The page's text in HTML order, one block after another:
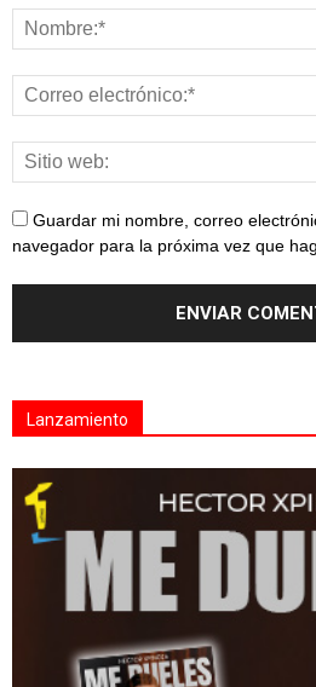
Guardar mi nombre, correo
navegador para la próxima vez que
Lanzamiento